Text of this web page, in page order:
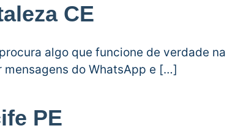
CE
algo que funcione de verdade na
do WhatsApp e […]
PE